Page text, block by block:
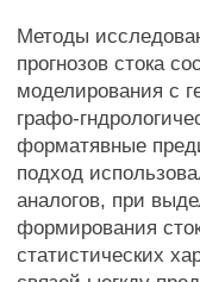
Методы
прогнозов стока
моделирования с
графо-
форматявные
подход
аналогов, при
формирования
статистических